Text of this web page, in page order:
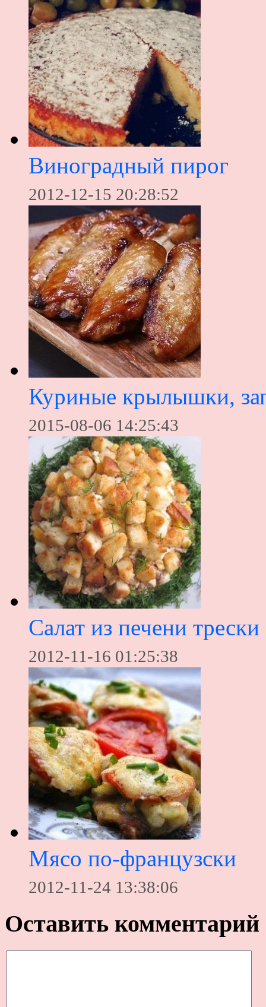
Виноградный пирог
2012-12-15 20:28:52
Куриные крылышки,
2015-08-06 14:25:43
Салат из печени
2012-11-16 01:25:38
Мясо по-французски
2012-11-24 13:38:06
Оставить комментарий